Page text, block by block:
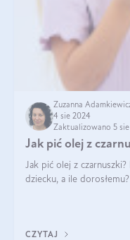
Zuzanna
4 sie 2024
Zaktualizowano 5
Jak pić olej z
Jak pić olej z
dziecku, a ile
CZYTAJ